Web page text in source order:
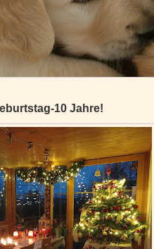
10 Jahre!